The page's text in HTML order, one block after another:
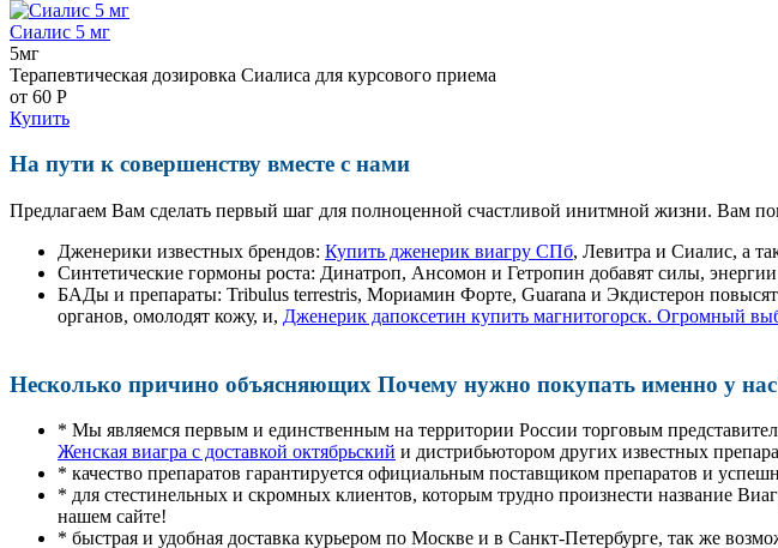
Сиалис 5 мг
5мг
Терапевтическая дозировка Сиалиса для курсового приема
от 60 Р
Купить
На пути к совершенству вместе с нами
Предлагаем Вам сделать первый шаг для полноценной счастливой инитмной жизни. Вам
Дженерики известных брендов: Купить дженерик виагру СПб, Левитра и Сиалис, а
Синтетические гормоны роста: Динатроп, Ансомон и Гетропин добавят силы,
БАДы и препараты: Tribulus terrestris, Мориамин Форте, Guarana и Экдистерон
органов, омолодят кожу, и, Дженерик дапоксетин купить магнитогорск. Огромный
Несколько причино объясняющих Почему нужно покупать именно у
* Мы являемся первым и единственным на территории России торговым
Женская виагра с доставкой октябрьский и дистрибьютором других известных
* качество препаратов гарантируется официальным поставщиком препаратов и
* для стестинельных и скромных клиентов, которым трудно произнести название
нашем сайте!
* быстрая и удобная доставка курьером по Москве и в Санкт-Петербурге, так же